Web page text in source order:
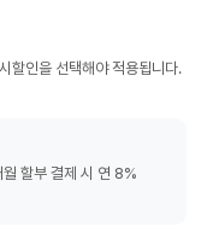
할인을 선택해야 적용됩니다.
할부 결제 시 연 8%